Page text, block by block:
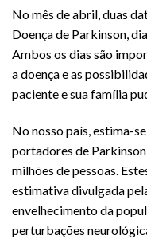
No mês de abril, duas
Doença de Parkinson,
Ambos os dias são
a doença e as
paciente e sua família
No nosso país, estima-
portadores de
milhões de pessoas.
estimativa divulgada
envelhecimento da
perturbações